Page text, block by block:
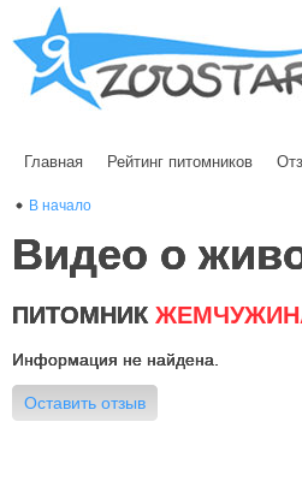
Главная Рейтинг питомников
В начало
Видео о
ПИТОМНИК
Информация не найдена.
Оставить отзыв